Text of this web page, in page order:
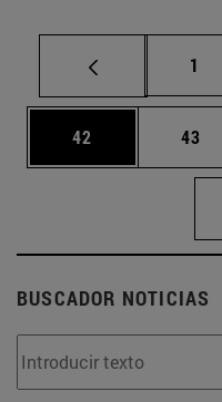
1
Página
42 43
BUSCADOR NOTICIAS